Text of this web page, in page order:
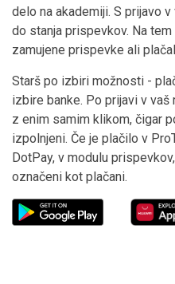
delo na akademiji. S prijavo
do stanja prispevkov. Na
zamujene prispevke ali
Starš po izbiri možnosti -
izbire banke. Po prijavi v vaš
z enim samim klikom, čigar
izpolnjeni. Če je plačilo v
DotPay, v modulu
označeni kot plačani.